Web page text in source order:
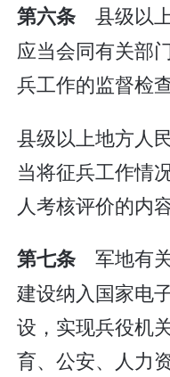
第六条 县级以
应当会同有关部
兵工作的监督检查
县级以上地方人
当将征兵工作情
人考核评价的内容
第七条 军地有
建设纳入国家电
设，实现兵役机
育、公安、人力